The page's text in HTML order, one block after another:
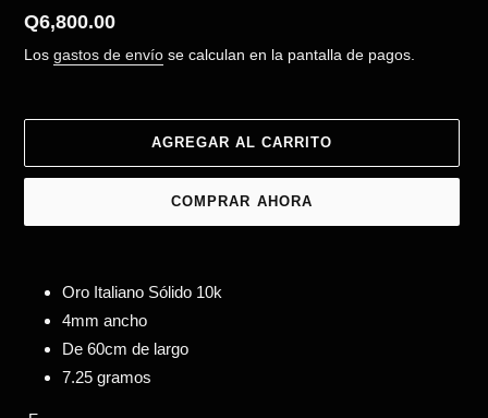
Precio
habitual
Q6,800.00
Los gastos de envío se calculan en la pantalla de pagos.
AGREGAR AL CARRITO
COMPRAR AHORA
producto
carrito
Oro Italiano Sólido 10k
4mm ancho
De 60cm de largo
7.25 gramos